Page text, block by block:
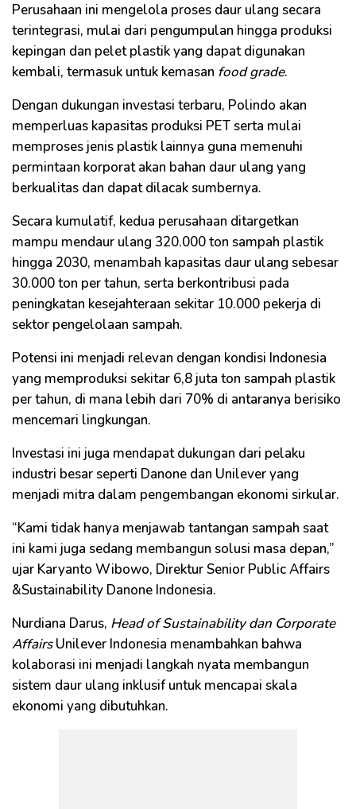
Perusahaan ini mengelola proses daur ulang secara
terintegrasi, mulai dari pengumpulan hingga produksi
kepingan dan pelet plastik yang dapat digunakan
kembali, termasuk untuk kemasan food grade.
Dengan dukungan investasi terbaru, Polindo akan
memperluas kapasitas produksi PET serta mulai
memproses jenis plastik lainnya guna memenuhi
permintaan korporat akan bahan daur ulang yang
berkualitas dan dapat dilacak sumbernya.
Secara kumulatif, kedua perusahaan ditargetkan
mampu mendaur ulang 320.000 ton sampah plastik
hingga 2030, menambah kapasitas daur ulang sebesar
30.000 ton per tahun, serta berkontribusi pada
peningkatan kesejahteraan sekitar 10.000 pekerja di
sektor pengelolaan sampah.
Potensi ini menjadi relevan dengan kondisi Indonesia
yang memproduksi sekitar 6,8 juta ton sampah plastik
per tahun, di mana lebih dari 70% di antaranya berisiko
mencemari lingkungan.
Investasi ini juga mendapat dukungan dari pelaku
industri besar seperti Danone dan Unilever yang
menjadi mitra dalam pengembangan ekonomi sirkular.
“Kami tidak hanya menjawab tantangan sampah saat
ini kami juga sedang membangun solusi masa depan,”
ujar Karyanto Wibowo, Direktur Senior Public Affairs
&Sustainability Danone Indonesia.
Nurdiana Darus, Head of Sustainability dan Corporate
AffairsUnilever Indonesia menambahkan bahwa
kolaborasi ini menjadi langkah nyata membangun
sistem daur ulang inklusif untuk mencapai skala
ekonomi yang dibutuhkan.